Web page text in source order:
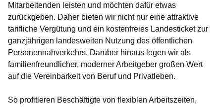
Mitarbeitenden leisten und möchten dafür etwas
zurückgeben. Daher bieten wir nicht nur eine attraktive
tarifliche Vergütung und ein kostenfreies Landesticket zur
ganzjährigen landesweiten Nutzung des öffentlichen
Personennahverkehrs. Darüber hinaus legen wir als
familienfreundlicher, moderner Arbeitgeber großen Wert
auf die Vereinbarkeit von Beruf und Privatleben.
So profitieren Beschäftigte von flexiblen Arbeitszeiten,